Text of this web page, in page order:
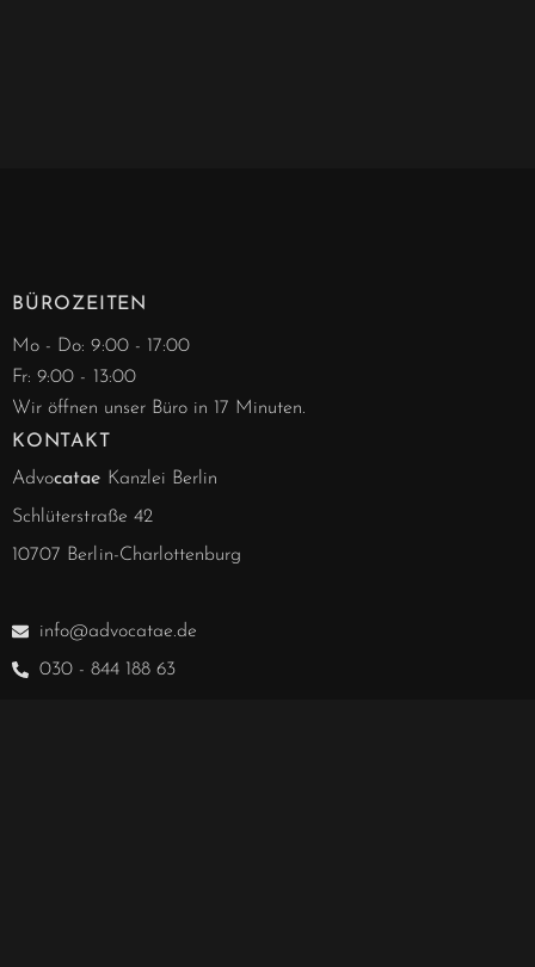
BÜROZEITEN
Mo - Do: 9:00 - 17:00
Fr: 9:00 - 13:00
Wir öffnen unser Büro in 17 Minuten.
KONTAKT
Advocatae Kanzlei Berlin
Schlüterstraße 42
10707 Berlin-Charlottenburg
info@advocatae.de
030 - 844 188 63